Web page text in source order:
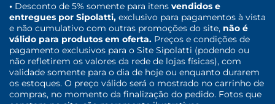
• Desconto de 5% somente para itens vendidos e
entregues por Sipolatti, exclusivo para pagamentos à vista
e não cumulativo com outras promoções do site, não é
válido para produtos em oferta. Preços e condições de
pagamento exclusivos para o Site Sipolatti (podendo ou
não refletirem os valores da rede de lojas físicas), com
validade somente para o dia de hoje ou enquanto durarem
os estoques. O preço válido será o mostrado no carrinho de
compras, no momento da finalização do pedido. Fotos que